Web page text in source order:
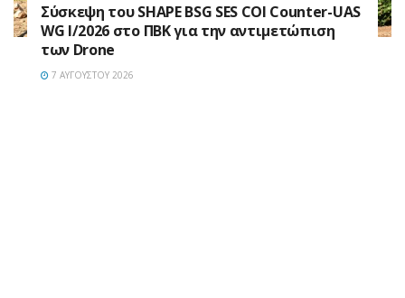
Σύσκεψη του SHAPE BSG SES COI Counter-UAS
WG I/2026 στο ΠΒΚ για την αντιμετώπιση
των Drone
7 ΑΥΓΟΎΣΤΟΥ 2026